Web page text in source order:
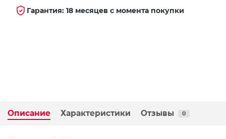
Гарантия: 18 месяцев с момента покупки
Описание Характеристики Отзывы 0